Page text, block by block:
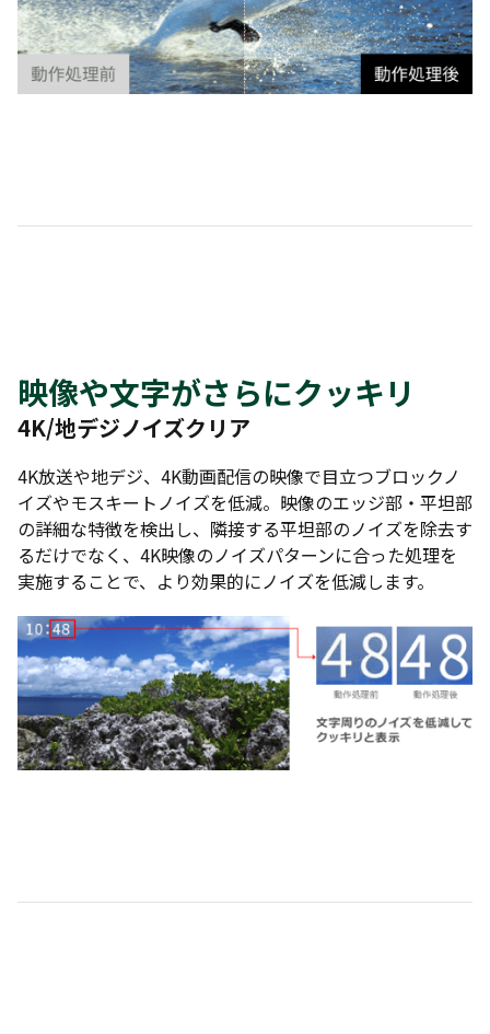
映像や文字がさらにクッキリ
4K/地デジノイズクリア
4K放送や地デジ、4K動画配信の映像で目立つブロックノ
イズやモスキートノイズを低減。映像のエッジ部・平坦部
の詳細な特徴を検出し、隣接する平坦部のノイズを除去す
るだけでなく、4K映像のノイズパターンに合った処理を
実施することで、より効果的にノイズを低減します。